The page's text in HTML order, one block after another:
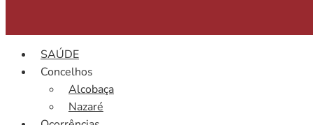
SAÚDE
Concelhos
Alcobaça
Nazaré